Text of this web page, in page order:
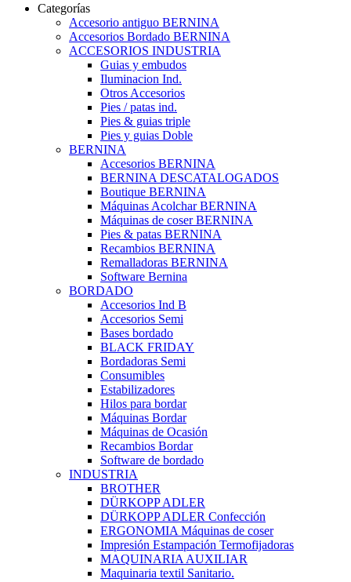
Categorías
Accesorio antiguo BERNINA
Accesorios Bordado BERNINA
ACCESORIOS INDUSTRIA
Guias y embudos
Iluminacion Ind.
Otros Accesorios
Pies / patas ind.
Pies & guias triple
Pies y guias Doble
BERNINA
Accesorios BERNINA
BERNINA DESCATALOGADOS
Boutique BERNINA
Máquinas Acolchar BERNINA
Máquinas de coser BERNINA
Pies & patas BERNINA
Recambios BERNINA
Remalladoras BERNINA
Software Bernina
BORDADO
Accesorios Ind B
Accesorios Semi
Bases bordado
BLACK FRIDAY
Bordadoras Semi
Consumibles
Estabilizadores
Hilos para bordar
Máquinas Bordar
Máquinas de Ocasión
Recambios Bordar
Software de bordado
INDUSTRIA
BROTHER
DÜRKOPP ADLER
DÜRKOPP ADLER Confección
ERGONOMIA Máquinas de coser
Impresión Estampación Termofijadoras
MAQUINARIA AUXILIAR
Maquinaria textil Sanitario.